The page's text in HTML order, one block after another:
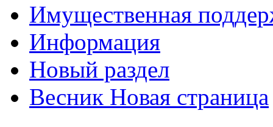
Имущественная
Информация
Новый раздел
Весник Новая страница